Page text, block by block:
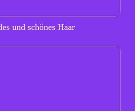
und schönes Haar